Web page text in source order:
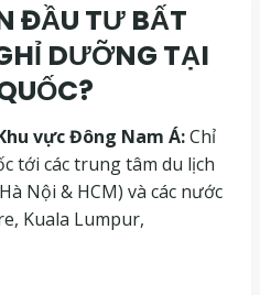
ĐẦU TƯ BẤT
DƯỠNG TẠI
vực Đông Nam Á:Chỉ
tới các trung tâm du lịch
Nội & HCM) và các nước
Kuala Lumpur,